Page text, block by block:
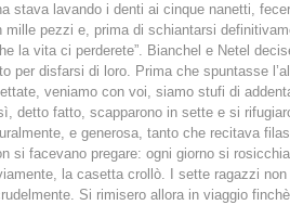
stava lavando i denti ai cinque nanetti,
mille pezzi e, prima di schiantarsi
la vita ci perderete”. Bianchel e Netel
per disfarsi di loro. Prima che spuntasse
veniamo con voi, siamo stufi di
detto fatto, scapparono in sette e si
e generosa, tanto che recitava
si facevano pregare: ogni giorno si
la casetta crollò. I sette ragazzi
Si rimisero allora in viaggio